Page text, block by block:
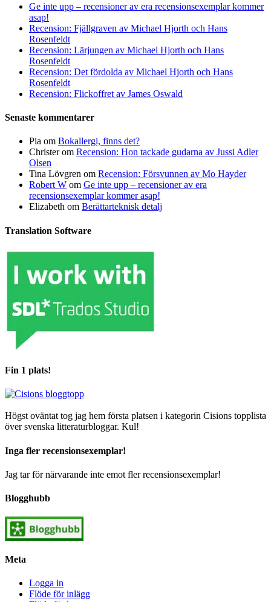
Ge inte upp – recensioner av era recensionsexemplar kommer
asap!
Recension: Fjällgraven av Michael Hjorth och Hans
Rosenfeldt
Recension: Lärjungen av Michael Hjorth och Hans
Rosenfeldt
Recension: Det fördolda av Michael Hjorth och Hans
Rosenfeldt
Recension: Flickoffret av James Oswald
Senaste kommentarer
Pia om Bokallergi, finns det?
Christerom Recension: Hon tackade gudarna av Jussi Adler
Olsen
Tina Lövgren om Recension: Försvunnen av Mo Hayder
Robert W om Ge inte upp – recensioner av era
recensionsexemplar kommer asap!
Elizabeth om Berättarteknisk detalj
Translation Software
Fin 1 plats!
Högst oväntat tog jag hem första platsen i kategorin Cisions topplista
över svenska litteraturbloggar. Kul!
Inga fler recensionsexemplar!
Jag tar för närvarande inte emot fler recensionsexemplar!
Blogghubb
Meta
Logga in
Flöde för inlägg